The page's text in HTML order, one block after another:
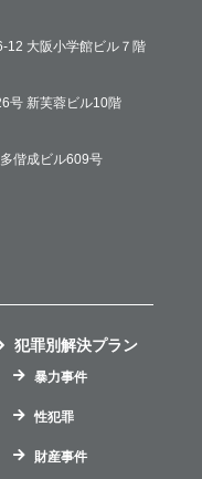
12 大阪小学館ビル７階
号 新芙蓉ビル10階
偕成ビル609号
犯罪別解決プラン
暴力事件
性犯罪
財産事件